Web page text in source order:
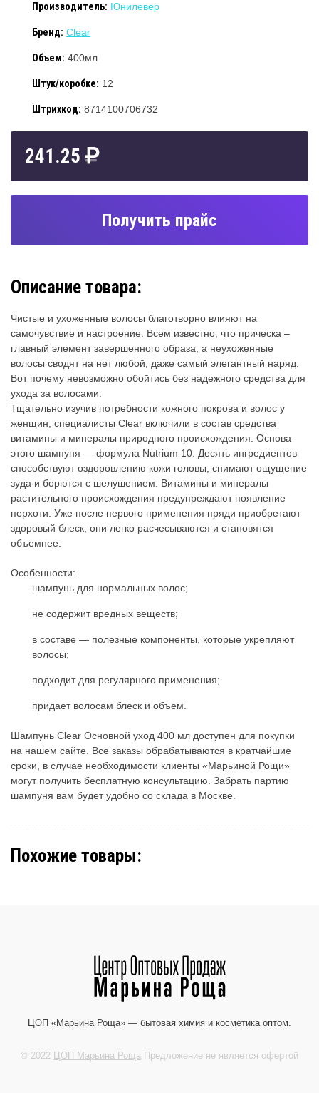
Производитель: Юнилевер
Бренд: Clear
Объем: 400мл
Штук/коробке: 12
Штрихкод: 8714100706732
241.25
Получить прайс
Описание товара:
Чистые и ухоженные волосы благотворно влияют на
самочувствие и настроение. Всем известно, что прическа –
главный элемент завершенного образа, а неухоженные
волосы сводят на нет любой, даже самый элегантный наряд.
Вот почему невозможно обойтись без надежного средства для
ухода за волосами.
Тщательно изучив потребности кожного покрова и волос у
женщин, специалисты Clear включили в состав средства
витамины и минералы природного происхождения. Основа
этого шампуня — формула Nutrium 10. Десять ингредиентов
способствуют оздоровлению кожи головы, снимают ощущение
зуда и борются с шелушением. Витамины и минералы
растительного происхождения предупреждают появление
перхоти. Уже после первого применения пряди приобретают
здоровый блеск, они легко расчесываются и становятся
объемнее.
Особенности:
шампунь для нормальных волос;
не содержит вредных веществ;
в составе — полезные компоненты, которые укрепляют
волосы;
подходит для регулярного применения;
придает волосам блеск и объем.
Шампунь Clear Основной уход 400 мл доступен для покупки
на нашем сайте. Все заказы обрабатываются в кратчайшие
сроки, в случае необходимости клиенты «Марьиной Рощи»
могут получить бесплатную консультацию. Забрать партию
шампуня вам будет удобно со склада в Москве.
Похожие товары:
ЦОП «Марьина Роща» — бытовая химия и косметика оптом.
© 2022 ЦОП Марьина Роща Предложение не является офертой